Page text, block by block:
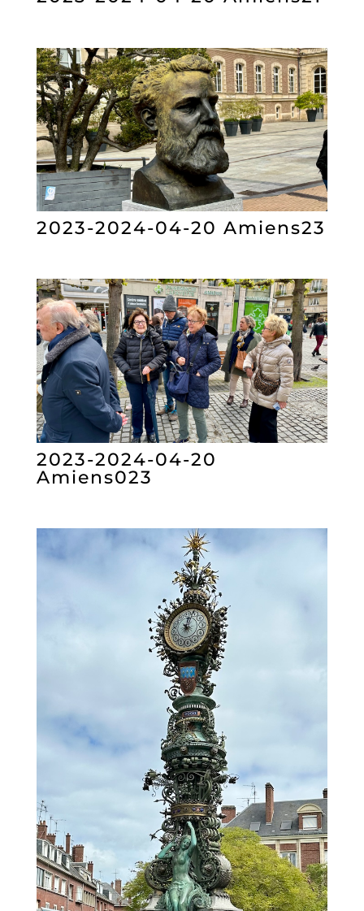
2023-2024-04-20 Amiens23
2023-2024-04-20
Amiens023